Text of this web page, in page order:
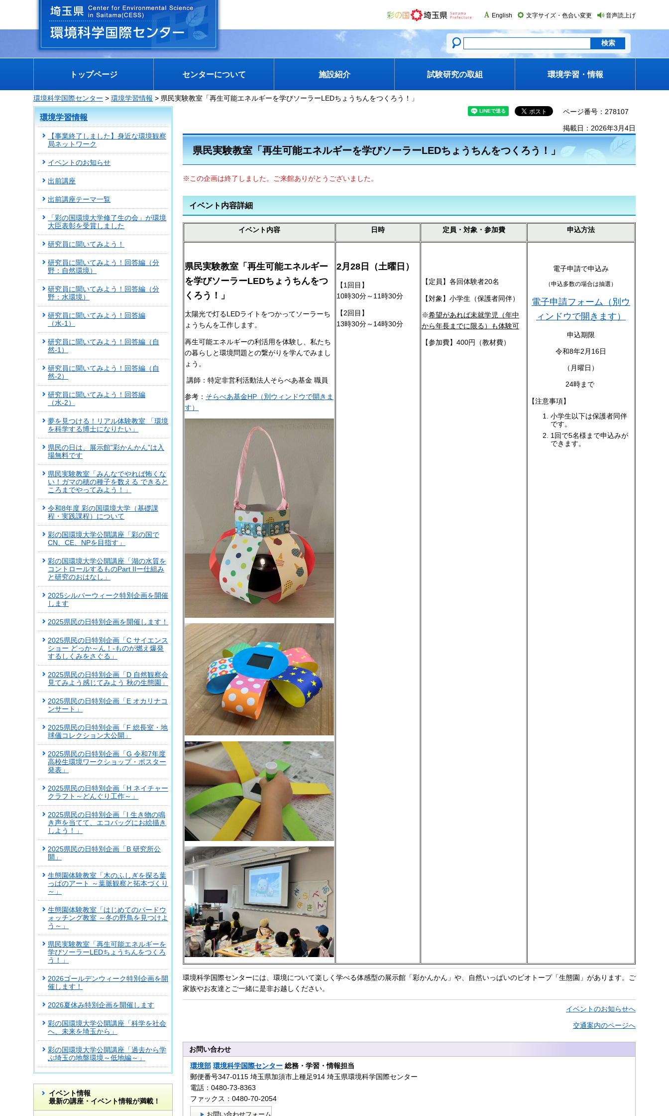
埼玉県 環境科学国際センター English 文字サイズ・色合い変更 音声読上げ
トップページ センターについて 施設紹介 試験研究の取組 環境学習・情報
環境科学国際センター > 環境学習情報 > 県民実験教室「再生可能エネルギーを学びソーラーLEDちょうちんをつくろう！」
環境学習情報
【事業終了しました】身近な環境観察
局ネットワーク
イベントのお知らせ
出前講座
出前講座テーマ一覧
「彩の国環境大学修了生の会」が環境
大臣表彰を受賞しました
研究員に聞いてみよう！
研究員に聞いてみよう！回答編（分
野：自然環境）
研究員に聞いてみよう！回答編（分
野：水環境）
研究員に聞いてみよう！回答編
（水-1）
研究員に聞いてみよう！回答編（自
然-1）
研究員に聞いてみよう！回答編（自
然-2）
研究員に聞いてみよう！回答編
（水-2）
夢を見つける！リアル体験教室 「環境
を科学する博士になりたい」
県民の日は、展示館”彩かんかん”は入
場無料です
県民実験教室「みんなでやれば怖くな
い！ガマの穂の種子を数える できると
ころまでやってみよう！」
令和8年度 彩の国環境大学（基礎課
程・実践課程）について
彩の国環境大学公開講座「彩の国で
CN、CE、NPを目指す」
彩の国環境大学公開講座「湖の水質を
コントロールするものPart IIー仕組み
と研究のおはなし」
2025シルバーウィーク特別企画を開催
します
2025県民の日特別企画を開催します！
2025県民の日特別企画「C サイエンス
ショー どっか～ん！-ものが燃え爆発
するしくみをさぐる」
2025県民の日特別企画「D 自然観察会
見てみよう感じてみよう 秋の生態園」
2025県民の日特別企画「E オカリナコ
ンサート」
2025県民の日特別企画「F 総長室・地
球儀コレクション大公開」
2025県民の日特別企画「G 令和7年度
高校生環境ワークショップ・ポスター
発表」
2025県民の日特別企画「H ネイチャー
クラフト～どんぐり工作～」
2025県民の日特別企画「I 生き物の鳴
き声を当てて、エコバッグにお絵描き
しよう！」
2025県民の日特別企画「B 研究所公
開」
生態園体験教室「木のふしぎを探る葉
っぱのアート ～葉脈観察と拓本づくり
～」
生態園体験教室「はじめてのバードウ
ォッチング教室 ～冬の野鳥を見つけよ
う～」
県民実験教室「再生可能エネルギーを
学びソーラーLEDちょうちんをつくろ
う！」
2026ゴールデンウィーク特別企画を開
催します！
2026夏休み特別企画を開催します
彩の国環境大学公開講座「科学を社会
へ、未来を埼玉から」
彩の国環境大学公開講座「過去から学
ぶ埼玉の地盤環境～低地編～」
イベント情報
最新の講座・イベント情報が満載！
ページ番号：278107
掲載日：2026年3月4日
県民実験教室「再生可能エネルギーを学びソーラーLEDちょうちんをつくろう！」
※この企画は終了しました。ご来館ありがとうございました。
イベント内容詳細
イベント内容 日時 定員・対象・参加費 申込方法
県民実験教室「再生可能エネルギー
を学びソーラーLEDちょうちんをつ
くろう！」
太陽光で灯るLEDライトをつかってソーラーち
ょうちんを工作します。
再生可能エネルギーの利活用を体験し、私たち
の暮らしと環境問題との繋がりを学んでみまし
ょう。
講師：特定非営利活動法人そらべあ基金 職員
参考： そらべあ基金HP（別ウィンドウで開きま
す）
2月28日（土曜日）
【1回目】
10時30分～11時30分
【2回目】
13時30分～14時30分
【定員】各回体験者20名
【対象】小学生（保護者同伴）
※希望があれば未就学児（年中
から年長までに限る）も体験可
【参加費】400円（教材費）
電子申請で申込み
（申込多数の場合は抽選）
電子申請フォーム（別ウ
ィンドウで開きます）
申込期限
令和8年2月16日
（月曜日）
24時まで
【注意事項】
小学生以下は保護者同伴
です。
1回で5名様まで申込みが
できます。
環境科学国際センターには、環境について楽しく学べる体感型の展示館「彩かんかん」や、自然いっぱいのビオトープ「生態園」があります。ご
家族やお友達とご一緒に是非お越しください。
イベントのお知らせへ
交通案内のページへ
お問い合わせ
環境部 環境科学国際センター 総務・学習・情報担当
郵便番号347-0115 埼玉県加須市上種足914 埼玉県環境科学国際センター
電話：0480-73-8363
ファックス：0480-70-2054
お問い合わせフォーム